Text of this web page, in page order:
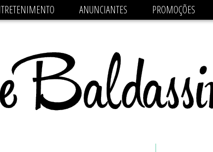
pagead/js/adsbygoogle.js'/>
ANUNCIANTES PROMOÇÕES